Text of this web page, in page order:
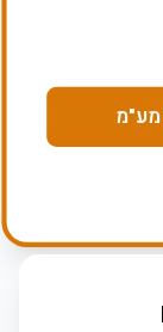
מע"מ